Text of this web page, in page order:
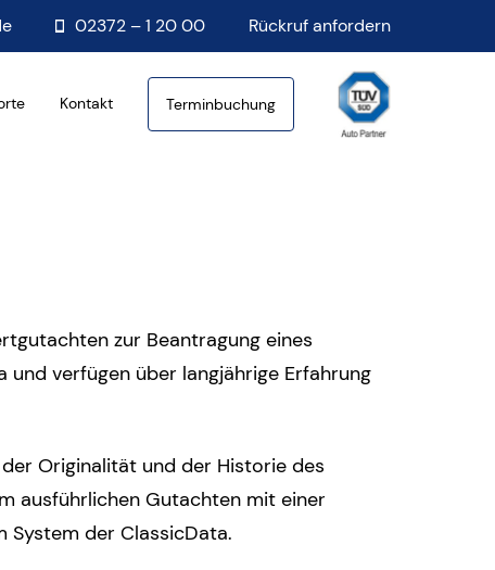
02372 – 1 20 00 Rückruf anfordern
Kontakt Terminbuchung
zur Beantragung eines
verfügen über langjährige Erfahrung
Originalität und der Historie des
ausführlichen Gutachten mit einer
System der ClassicData.